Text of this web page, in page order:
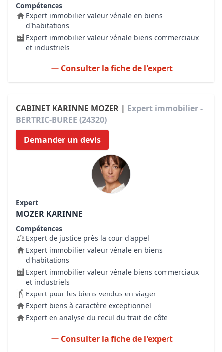
Compétences
Expert immobilier valeur vénale en biens
d'habitations
Expert immobilier valeur vénale biens commerciaux
et industriels
Consulter la fiche de l'expert
CABINET KARINNE MOZER | Expert immobilier -
BERTRIC-BUREE (24320)
Demander un devis
Expert
MOZER KARINNE
Compétences
Expert de justice près la cour d'appel
Expert immobilier valeur vénale en biens
d'habitations
Expert immobilier valeur vénale biens commerciaux
et industriels
Expert pour les biens vendus en viager
Expert biens à caractère exceptionnel
Expert en analyse du recul du trait de côte
Consulter la fiche de l'expert